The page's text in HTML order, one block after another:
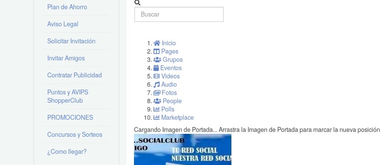
Inicio
Pages
Grupos
Eventos
Videos
Audio
Fotos
People
Polls
Marketplace
Cargando Imagen de Portada...Arrastra la Imagen de Portada para marcar la nueva posición
Plan de Ahorro
Aviso Legal
Solicitar Invitación
Invitar Amigos
Contratar Publicidad
Puntos y AVIPS
ShopperClub
PROMOCIONES
Concursos y Sorteos
¿Como llegar?